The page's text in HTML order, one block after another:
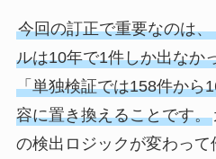
今回の訂正で重要なのは
ルは10年で1件しか出なか
「単独検証では158件から
容に置き換えることです。
の検出ロジックが変わっ